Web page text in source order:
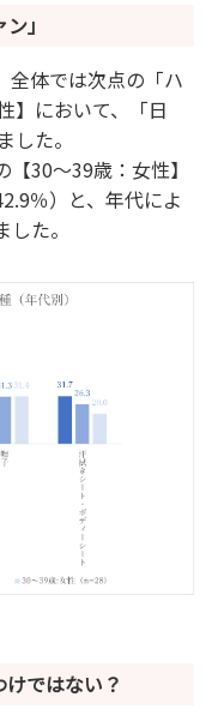
」
全体では次点の「ハ
】において、「日
た。
30～39歳：女性】
％）と、年代によ
た。
ではない？